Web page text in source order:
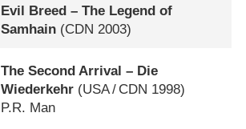
Evil Breed – The Legend of
Samhain (CDN 2003)
The Second Arrival – Die
Wiederkehr (USA/ CDN 1998)
P.R. Man